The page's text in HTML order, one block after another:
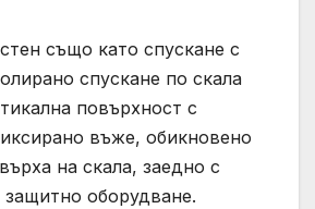
също като спускане с
спускане по скала
повърхност с
въже, обикновено
на скала, заедно с
защитно оборудване.